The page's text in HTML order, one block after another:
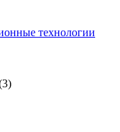
технологии